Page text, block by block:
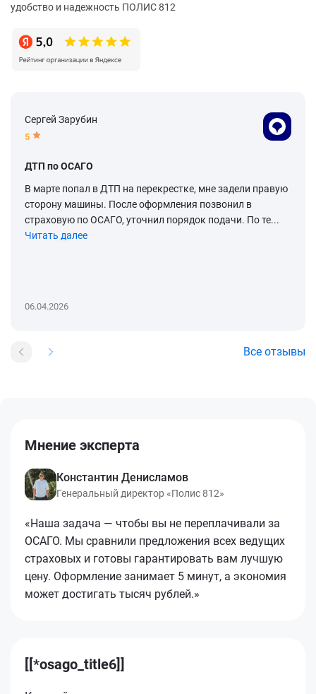
удобство и надежность ПОЛИС 812
Сергей Зарубин
5
ДТП по ОСАГО
В марте попал в ДТП на перекрестке, мне задели правую
сторону машины. После оформления позвонил в
страховую по ОСАГО, уточнил порядок подачи. По те...
Читать далее
06.04.2026
Все отзывы
Мнение эксперта
Константин Денисламов
Генеральный директор «Полис 812»
«Наша задача — чтобы вы не переплачивали за
ОСАГО. Мы сравнили предложения всех ведущих
страховых и готовы гарантировать вам лучшую
цену. Оформление занимает 5 минут, а экономия
может достигать тысяч рублей.»
[[*osago_title6]]